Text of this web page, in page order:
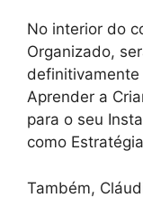
No interior do
Organizado,
Aprender a
para o seu
como
Também,